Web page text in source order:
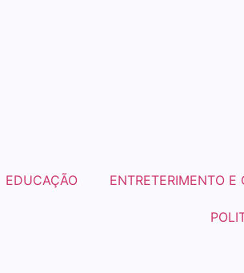
EDUCAÇÃO ENTRETERIMENTO E